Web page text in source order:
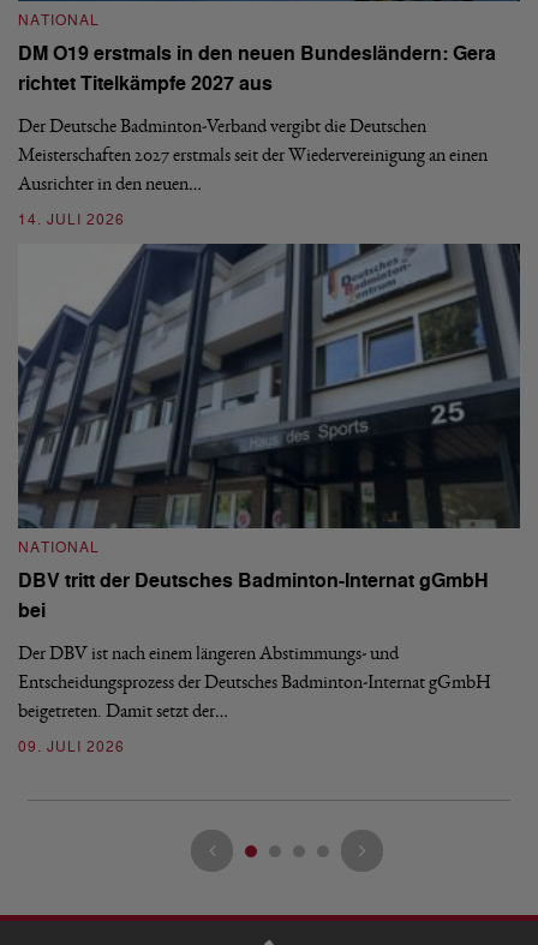
NATIONAL
DM O19 erstmals in den neuen Bundesländern: Gera
richtet Titelkämpfe 2027 aus
Der Deutsche Badminton-Verband vergibt die Deutschen
Meisterschaften 2027 erstmals seit der Wiedervereinigung an einen
Ausrichter in den neuen…
14. JULI 2026
NATIONAL
DBV tritt der Deutsches Badminton-Internat gGmbH
bei
Der DBV ist nach einem längeren Abstimmungs- und
Entscheidungsprozess der Deutsches Badminton-Internat gGmbH
beigetreten. Damit setzt der…
09. JULI 2026